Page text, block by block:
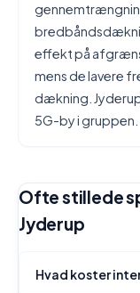
effekt på
mens de lavere
dækning.
5G-by i gruppen.
Ofte stillede
Jyderup
Hvad koster